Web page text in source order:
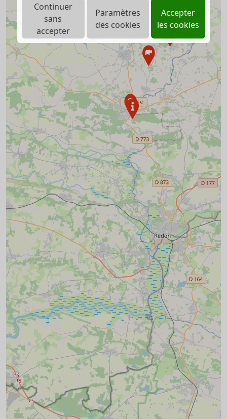
Continuer
sans
accepter
Paramètres
des cookies
Accepter
les cookies